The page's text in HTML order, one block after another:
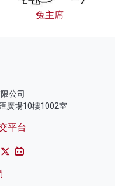
兔主席
公司
廣場10樓1002室
平台